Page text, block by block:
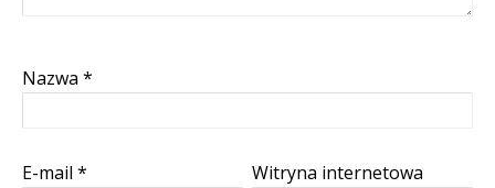
Nazwa *
E-mail * Witryna internetowa